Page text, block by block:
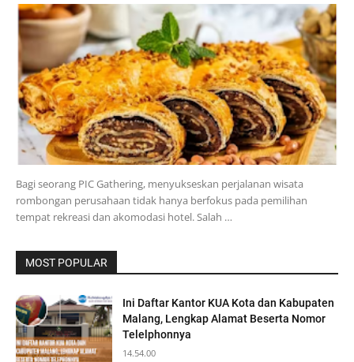
Bagi seorang PIC Gathering, menyukseskan perjalanan wisata
rombongan perusahaan tidak hanya berfokus pada pemilihan
tempat rekreasi dan akomodasi hotel. Salah …
MOST POPULAR
Ini Daftar Kantor KUA Kota dan Kabupaten
Malang, Lengkap Alamat Beserta Nomor
Telelphonnya
14.54.00